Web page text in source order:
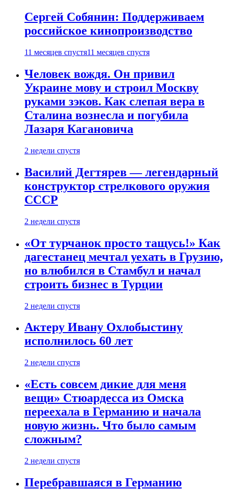
Сергей Собянин: Поддерживаем
российское кинопроизводство
11 месяцев спустя11 месяцев спустя
Человек вождя. Он привил
Украине мову и строил Москву
руками зэков. Как слепая вера в
Сталина вознесла и погубила
Лазаря Кагановича
2 недели спустя
Василий Дегтярев — легендарный
конструктор стрелкового оружия
СССР
2 недели спустя
«От турчанок просто тащусь!» Как
дагестанец мечтал уехать в Грузию,
но влюбился в Стамбул и начал
строить бизнес в Турции
2 недели спустя
Актеру Ивану Охлобыстину
исполнилось 60 лет
2 недели спустя
«Есть совсем дикие для меня
вещи» Стюардесса из Омска
переехала в Германию и начала
новую жизнь. Что было самым
сложным?
2 недели спустя
Перебравшаяся в Германию